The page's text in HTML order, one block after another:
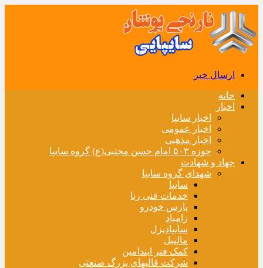
ارسال خبر
خانه
اخبار
اخبار سایپا
اخبار عمومی
اخبار مذهبی
حوزه ۵۰۳ امام حسن مجتبی(ع) گروه سایپا
جهاد و شهادت
شهدای گروه سایپا
سایپا
خدمات فنی رنا
پارس خودرو
زامیاد
سایپادیزل
مالیبل
کمک فنر ایندامین
شرکت قالبهای بزرگ صنعتی